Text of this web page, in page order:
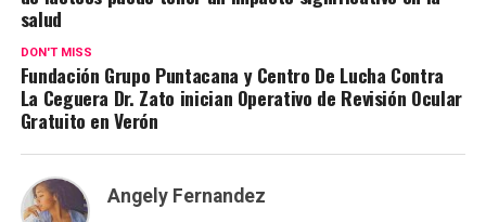
salud
DON'T MISS
Fundación Grupo Puntacana y Centro De Lucha Contra
La Ceguera Dr. Zato inician Operativo de Revisión Ocular
Gratuito en Verón
Angely Fernandez